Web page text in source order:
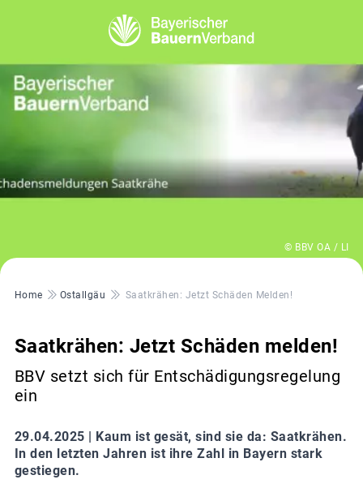
© BBV OA / LI
Pfadnavigation
Home Ostallgäu Saatkrähen: Jetzt Schäden Melden!
Saatkrähen: Jetzt Schäden melden!
BBV setzt sich für Entschädigungsregelung
ein
29.04.2025 | Kaum ist gesät, sind sie da: Saatkrähen.
In den letzten Jahren ist ihre Zahl in Bayern stark
gestiegen.